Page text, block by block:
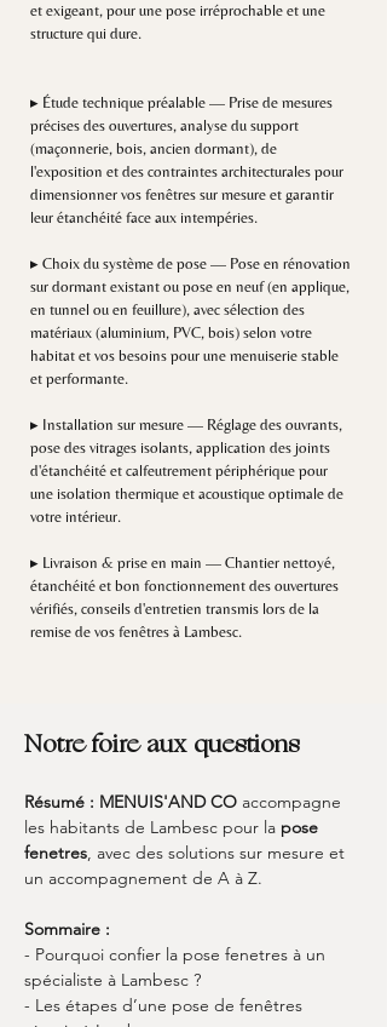
et exigeant, pour une pose irréprochable et une
structure qui dure.
▸ Étude technique préalable — Prise de mesures
précises des ouvertures, analyse du support
(maçonnerie, bois, ancien dormant), de
l'exposition et des contraintes architecturales pour
dimensionner vos fenêtres sur mesure et garantir
leur étanchéité face aux intempéries.
▸ Choix du système de pose — Pose en rénovation
sur dormant existant ou pose en neuf (en applique,
en tunnel ou en feuillure), avec sélection des
matériaux (aluminium, PVC, bois) selon votre
habitat et vos besoins pour une menuiserie stable
et performante.
▸ Installation sur mesure — Réglage des ouvrants,
pose des vitrages isolants, application des joints
d'étanchéité et calfeutrement périphérique pour
une isolation thermique et acoustique optimale de
votre intérieur.
▸ Livraison & prise en main — Chantier nettoyé,
étanchéité et bon fonctionnement des ouvertures
vérifiés, conseils d'entretien transmis lors de la
remise de vos fenêtres à Lambesc.
Notre foire aux questions
Résumé : MENUIS'AND CO accompagne
les habitants de Lambesc pour la pose
fenetres, avec des solutions sur mesure et
un accompagnement de A à Z.
Sommaire :
- Pourquoi confier la pose fenetres à un
spécialiste à Lambesc ?
- Les étapes d’une pose de fenêtres